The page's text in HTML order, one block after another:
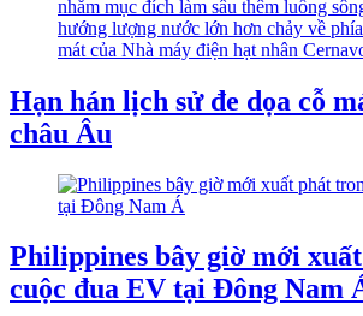
Hạn hán lịch sử đe dọa cỗ
châu Âu
Philippines bây giờ mới
cuộc đua EV tại Đông Nam